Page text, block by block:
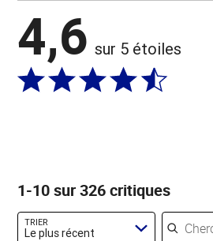
4,6 sur 5 étoiles
1-10 sur 326 critiques
TRIER
Le plus récent